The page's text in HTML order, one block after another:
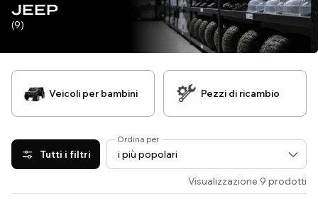
JEEP
(9)
Veicoli per bambini Pezzi di ricambio
Tutti i filtri
Ordina per
Visualizzazione 9 prodotti